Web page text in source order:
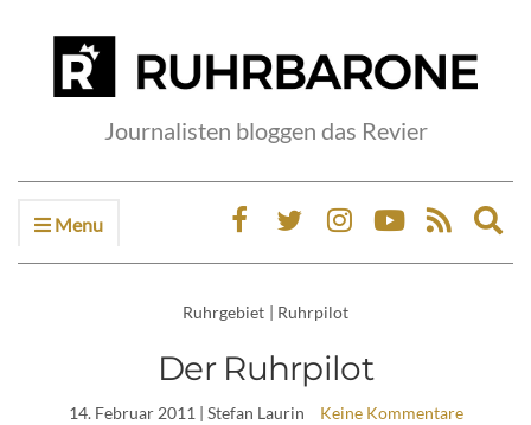
Journalisten bloggen das Revier
Menu
Ruhrgebiet | Ruhrpilot
Der Ruhrpilot
14. Februar 2011 | Stefan Laurin Keine Kommentare